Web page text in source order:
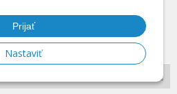
Prijať
Nastaviť
a platba
veľkoobchod
NextCom s.r.o.